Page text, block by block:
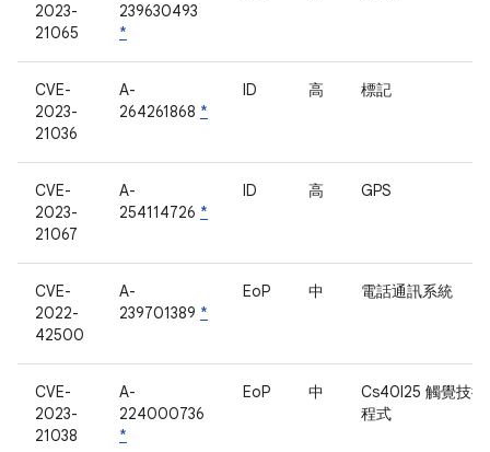
2023-
21065
239630493
*
CVE-
2023-
21036
A-
264261868 *
ID 高 標記
CVE-
2023-
21067
A-
254114726 *
ID 高 GPS
CVE-
2022-
42500
A-
239701389 *
EoP 中 電話通訊系統
CVE-
2023-
21038
A-
224000736
*
EoP 中
Cs40l25 觸覺技術
程式